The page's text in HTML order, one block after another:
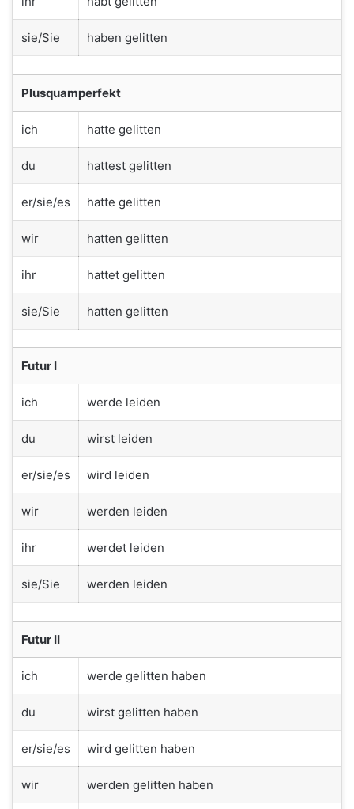
sie/Sie haben gelitten
Plusquamperfekt
ich hatte gelitten
du hattest gelitten
er/sie/es hatte gelitten
wir hatten gelitten
ihr hattet gelitten
sie/Sie hatten gelitten
Futur I
ich werde leiden
du wirst leiden
er/sie/es wird leiden
wir werden leiden
ihr werdet leiden
sie/Sie werden leiden
Futur II
ich werde gelitten haben
du wirst gelitten haben
er/sie/es wird gelitten haben
wir werden gelitten haben